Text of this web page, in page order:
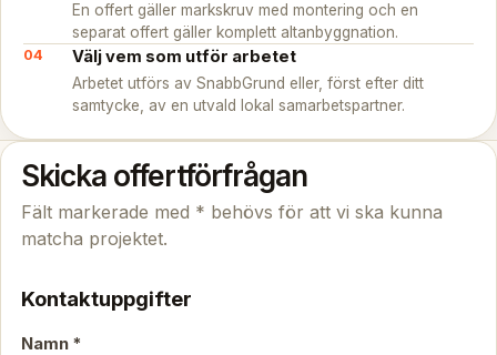
En offert gäller markskruv med montering och en
separat offert gäller komplett altanbyggnation.
Välj vem som utför arbetet
Arbetet utförs av SnabbGrund eller, först efter ditt
samtycke, av en utvald lokal samarbetspartner.
Skicka offertförfrågan
Fält markerade med * behövs för att vi ska kunna
matcha projektet.
Kontaktuppgifter
Namn *